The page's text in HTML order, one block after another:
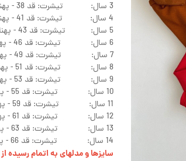
3 سال: تیشرت: قد 38 - پهنا 32
4 سال: تیشرت: قد 41 - پهنا 34
5 سال: تیشرت: قد 43 - پهنا 34
6 سال: تیشرت: قد 46 - پهنا 37
7 سال: تیشرت: قد 49 - پهنا 39
8 سال: تیشرت: قد 51 - پهنا 40
9 سال: تیشرت: قد 53 - پهنا 42
10 سال: تیشرت: قد 55 - پهنا 44
11 سال: تیشرت: قد 59 - پهنا 46
12 سال: تیشرت: قد 61 - پهنا 48
13 سال: تیشرت: قد 63 - پهنا 50
14 سال: تیشرت: قد 66 - پهنا 52
سایزها و مدلهای به اتمام